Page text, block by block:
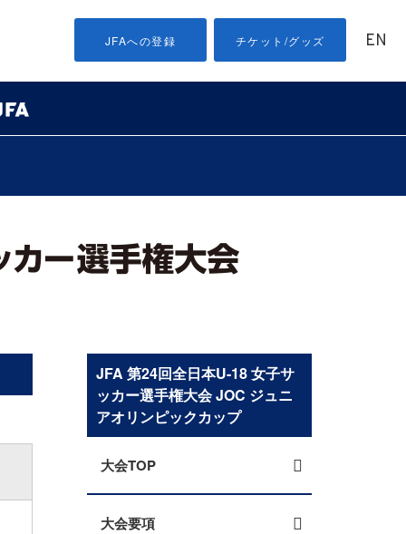
JFAへの登録 チケット/グッズ EN
JFA 第24回全日本U-18 女子サ
ッカー選手権大会 JOC ジュニ
アオリンピックカップ
大会TOP
大会要項